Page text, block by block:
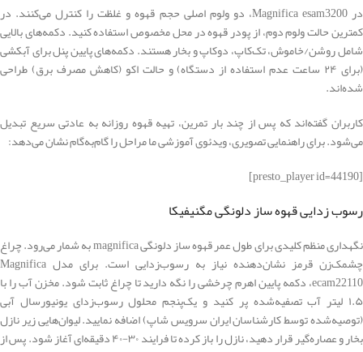
در Magnifica esam3200، دو ولوم اصلی حجم قهوه و غلظت را کنترل می‌کنند. در
کمترین حالت ولوم دوم، از پودر قهوه در محل مخصوص استفاده کنید. دکمه‌های بالایی
شامل روشن/خاموش، تک‌کاپ، دوکاپ و بخار هستند. دکمه‌های پایین پنل برای آبکشی
(برای ۲۴ ساعت عدم استفاده از دستگاه) و حالت اکو (کاهش مصرف برق) طراحی
شده‌اند.
کاربران گفته‌اند که پس از چند بار تمرین، تهیه قهوه روزانه به عادتی سریع تبدیل
می‌شود. برای راهنمایی تصویری، ویدئوی آموزشی ما مراحل را گام‌به‌گام نشان می‌دهد:
[presto_player id=44190]
رسوب زدایی قهوه ساز دلونگی مگنیفیکا
نگهداری منظم کلیدی برای طول عمر قهوه ساز دلونگی magnifica به شمار می‌رود. چراغ
چشمک‌زن قرمز نشان‌دهنده نیاز به رسوب‌زدایی است. برای مدل Magnifica
ecam22110، دکمه پایین اهرم چرخشی را نگه دارید تا چراغ ثابت شود. مخزن آب را با
۱.۵ لیتر آب تصفیه‌شده پر کنید و یک‌پنجم محلول رسوب‌زدای یونیورسال آبی
(توصیه‌شده توسط کارشناسان ایران سرویس شاپ) اضافه نمایید. لیوان‌هایی زیر نازل
بخار و عصاره‌گیر قرار دهید، نازل را باز کرده تا فرایند ۳۰-۴۰ دقیقه‌ای آغاز شود. پس از